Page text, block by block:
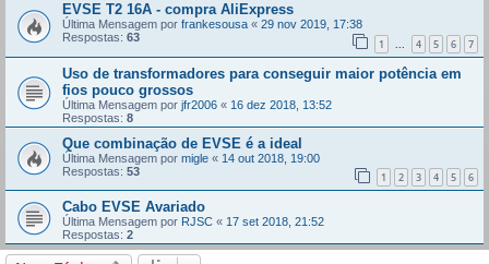
EVSE T2 16A - compra AliExpress
Última Mensagem por frankesousa « 29 nov 2019, 17:38
Respostas: 63 1 ... 4 5 6 7
Uso de transformadores para conseguir maior potência em
fios pouco grossos
Última Mensagem por jfr2006 « 16 dez 2018, 13:52
Respostas: 8
Que combinação de EVSE é a ideal
Última Mensagem por migle « 14 out 2018, 19:00
Respostas: 53 1 2 3 4 5 6
Cabo EVSE Avariado
Última Mensagem por RJSC « 17 set 2018, 21:52
Respostas: 2